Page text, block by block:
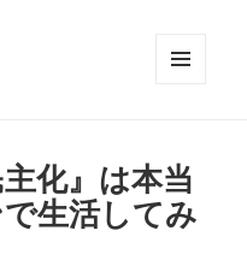
ット
化』は本当
生活してみ